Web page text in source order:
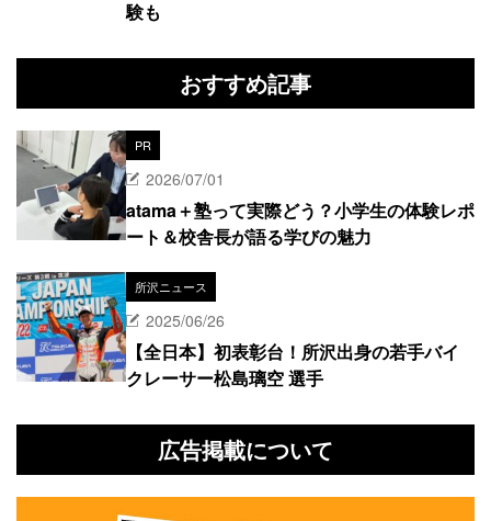
験も
おすすめ記事
PR
2026/07/01
atama＋塾って実際どう？小学生の体験レポ
ート＆校舎長が語る学びの魅力
所沢ニュース
2025/06/26
【全日本】初表彰台！所沢出身の若手バイ
クレーサー松島璃空 選手
広告掲載について